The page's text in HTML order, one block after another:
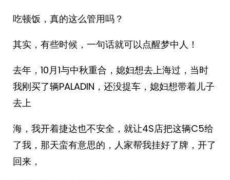
吃顿饭，真的这么管用吗？
其实，有些时候，一句话就可以点醒梦中人！
去年，10月1与中秋重合，媳妇想去上海过，当时
我刚买了辆PALADIN，还没提车，媳妇想带着儿子
去上
海，我开着捷达也不安全，就让4S店把这辆C5给
了我，那天蛮有意思的，人家帮我挂好了牌，开了
回来，